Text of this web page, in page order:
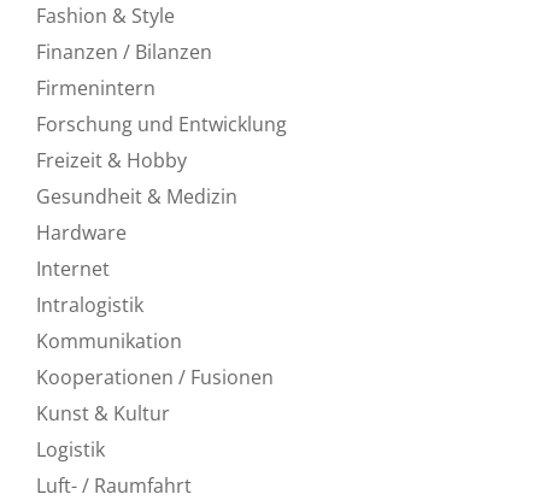
Fashion & Style
Finanzen / Bilanzen
Firmenintern
Forschung und Entwicklung
Freizeit & Hobby
Gesundheit & Medizin
Hardware
Internet
Intralogistik
Kommunikation
Kooperationen / Fusionen
Kunst & Kultur
Logistik
Luft- / Raumfahrt